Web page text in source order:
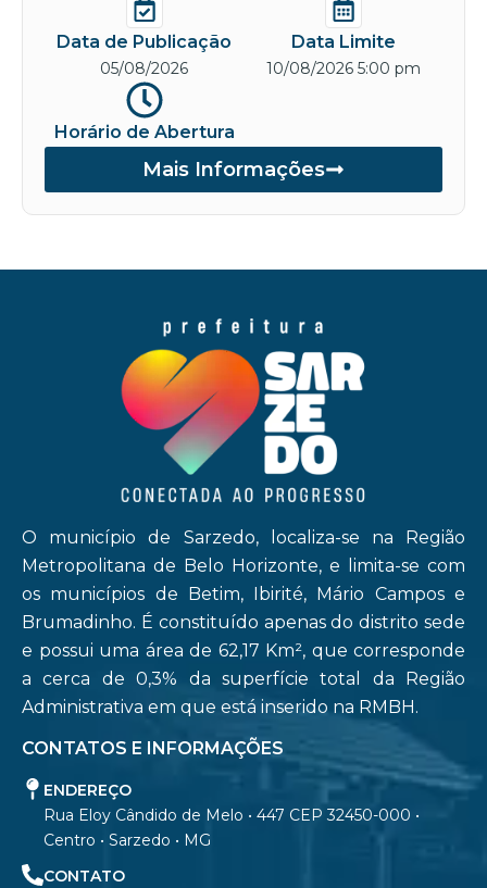
Data de Publicação
05/08/2026
Data Limite
10/08/2026 5:00 pm
Horário de Abertura
Mais Informações
O município de Sarzedo, localiza-se na Região
Metropolitana de Belo Horizonte, e limita-se com
os municípios de Betim, Ibirité, Mário Campos e
Brumadinho. É constituído apenas do distrito sede
e possui uma área de 62,17 Km², que corresponde
a cerca de 0,3% da superfície total da Região
Administrativa em que está inserido na RMBH.
CONTATOS E INFORMAÇÕES
ENDEREÇO
Rua Eloy Cândido de Melo • 447 CEP 32450-000 •
Centro • Sarzedo • MG
CONTATO